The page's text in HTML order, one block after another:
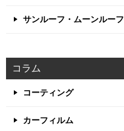
サンルーフ・ムーンルーフ
コラム
コーティング
カーフィルム